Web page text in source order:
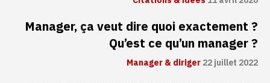
Manager, ça veut dire quoi exactement ?
Qu’est ce qu’un manager ?
Manager & diriger22 juillet 2022